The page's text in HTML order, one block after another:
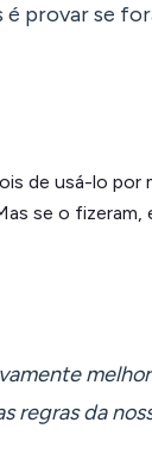
provar se
de usá-lo por
se o
regras da